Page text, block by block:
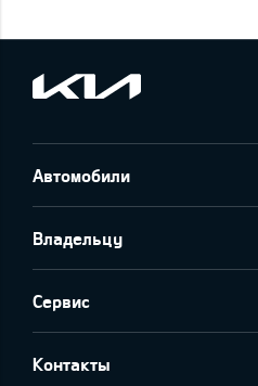
Автомобили
Владельцу
Сервис
Контакты